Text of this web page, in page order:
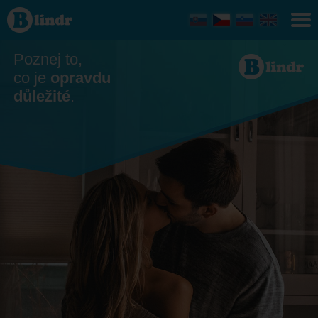
Seznamka
- On
hledá ji
Poznej to,
co je opravdu
důležité.